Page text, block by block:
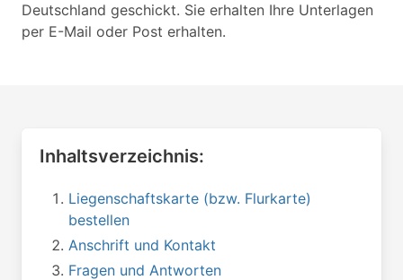
Deutschland geschickt. Sie erhalten Ihre Unterlagen
per E-Mail oder Post erhalten.
Inhaltsverzeichnis:
Liegenschaftskarte (bzw. Flurkarte)
bestellen
Anschrift und Kontakt
Fragen und Antworten